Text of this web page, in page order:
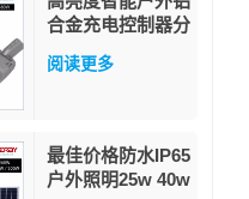
合金充电控制器分
路灯
阅读更多
最佳价格防水IP65
户外照明25w 40w